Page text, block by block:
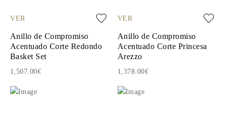
VER
Anillo de Compromiso
Acentuado Corte Redondo
Basket Set
1,507.00€
VER
Anillo de Compromiso
Acentuado Corte Princesa
Arezzo
1,378.00€